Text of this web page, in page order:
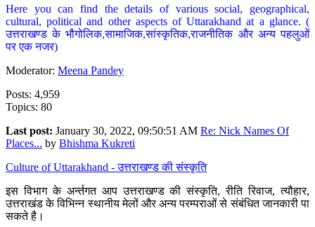
Here you can find the details of various social, geographical,
cultural, political and other aspects of Uttarakhand at a glance. (
उत्तराखण्ड के भौगोलिक,सामाजिक,सांस्कृतिक,राजनीतिक और अन्य पहलुओं
पर एक नजर)
Moderator: Meena Pandey
Posts: 4,959
Topics: 80
Last post: January 30, 2022, 09:50:51 AM Re: Nick Names Of
Places... by Bhishma Kukreti
Culture of Uttarakhand - उत्तराखण्ड की संस्कृति
इस विभाग के अर्न्तगत आप उत्तराखण्ड की संस्कृति, रीति रिवाज, त्यौहार,
उत्तराखंड के विभिन्न स्थानीय मेलों और अन्य परम्पराओं से संबंधित जानकारी पा
सकते है।